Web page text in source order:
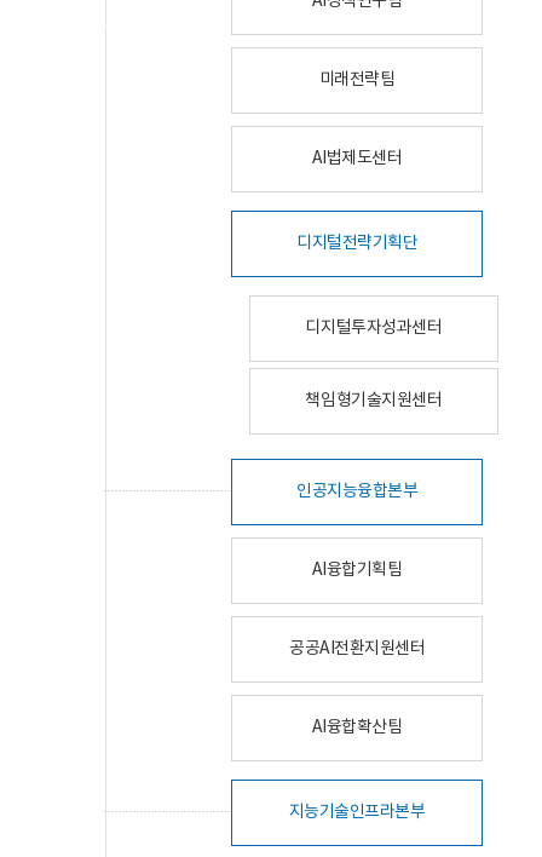
미래전략팀
AI법제도센터
디지털전략기획단
디지털투자성과센터
책임형기술지원센터
인공지능융합본부
AI융합기획팀
공공AI전환지원센터
AI융합확산팀
지능기술인프라본부